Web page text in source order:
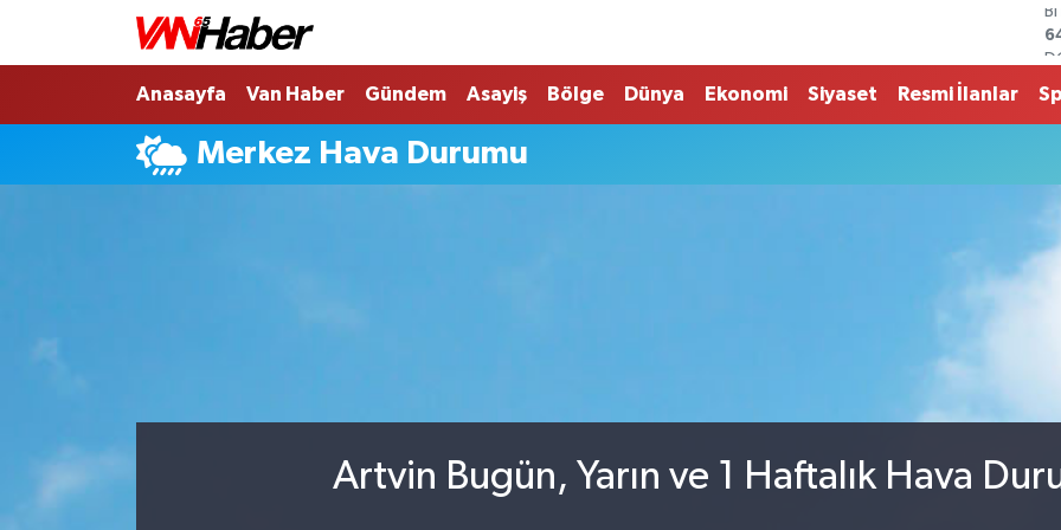
Anasayfa Van Haber Gündem Asayiş Bölge Dünya Ekonomi Siyaset Resmi İlanlar
Merkez Hava Durumu
Artvin Bugün, Yarın ve 1 Haftalık Hava
Nöbetçi Eczaneler
Hava Durumu
Haber Arşivi